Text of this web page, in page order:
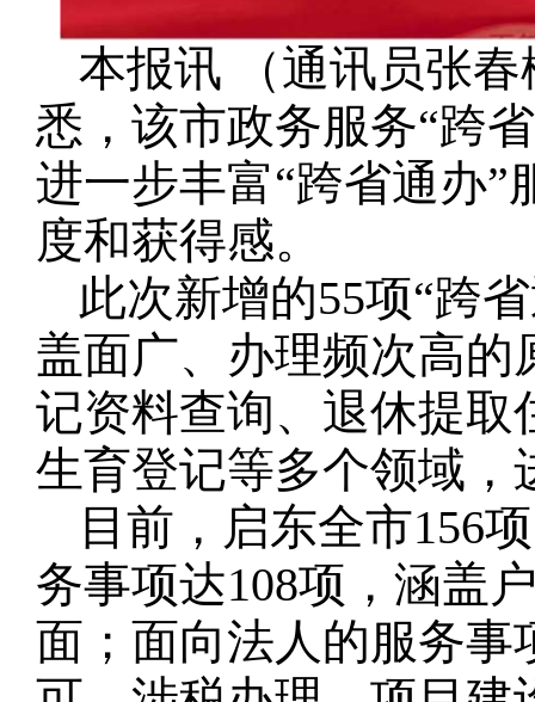
本报讯 （通讯员张
悉，该市政务服务“跨
进一步丰富“跨省通办
度和获得感。
此次新增的55项“跨
盖面广、办理频次高
记资料查询、退休提取
生育登记等多个领域，
目前，启东全市156
务事项达108项，涵盖
面；面向法人的服务事